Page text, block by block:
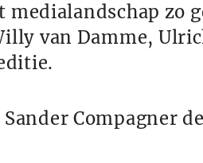
zo
van Damme,
Compagner